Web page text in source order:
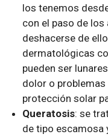
los tenemos
con el paso de los
deshacerse de
dermatológicas
pueden ser
dolor o problemas
protección solar
Queratosis: se
de tipo escamosa